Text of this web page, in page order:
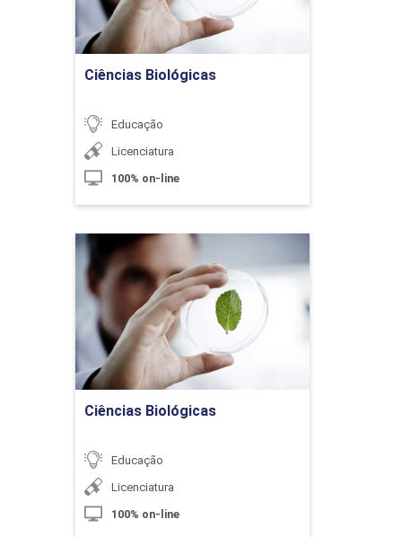
10h
Currículo e a Legislação Educacional
10h
Currículo e Avaliação: Um Processo
Contínuo
Ciências Biológicas
Educação
Licenciatura
100% on-line
Ir para Inscrição
Ciências Biológicas
Educação
Licenciatura
100% on-line
Ciências Biológicas
Detalhes do curso
Ir para Inscrição